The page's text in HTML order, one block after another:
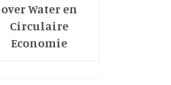
over Water en
Circulaire
Economie